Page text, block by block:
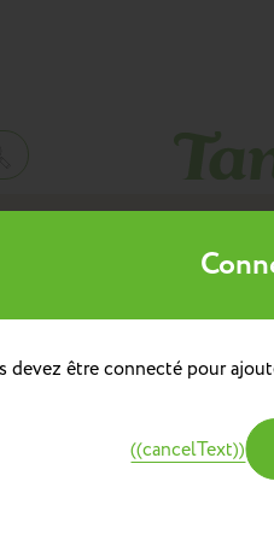
Sacs à dos repas
Mes
((label))
devez être connecté pour
((cancelText))